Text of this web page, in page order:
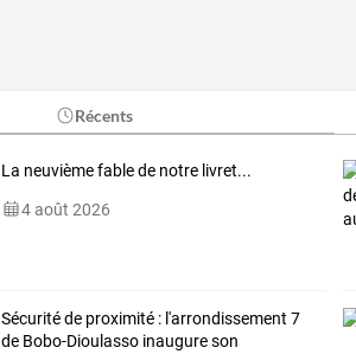
Récents
La neuvième fable de notre livret...
4 août 2026
Sécuritédeproximité:l'arrondissement 7
deBobo-Dioulassoinaugureson